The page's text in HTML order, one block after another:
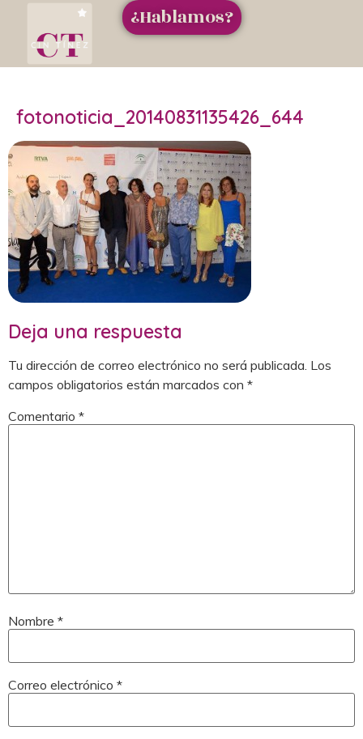
¿Hablamos?
fotonoticia_20140831135426_644
Deja una respuesta
Tu dirección de correo electrónico no será publicada. Los
campos obligatorios están marcados con *
Comentario *
Nombre *
Correo electrónico *